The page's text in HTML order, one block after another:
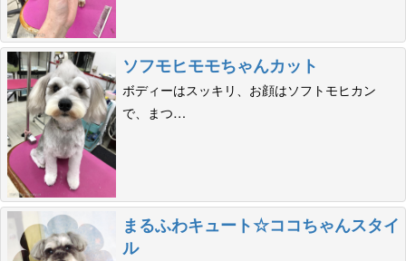
ソフモヒモモちゃんカット
ボディーはスッキリ、お顔はソフトモヒカン
で、まつ…
まるふわキュート☆ココちゃんスタイ
ル